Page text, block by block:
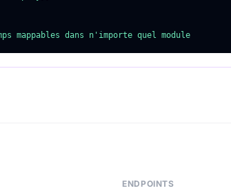
mappables dans n'importe quel module
ENDPOINTS